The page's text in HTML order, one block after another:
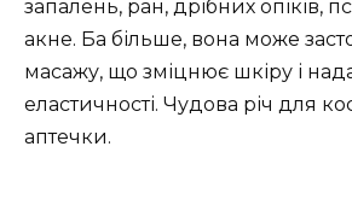
запалень, ран, дрібних опіків,
акне. Ба більше, вона може
масажу, що зміцнює шкіру і
еластичності. Чудова річ для
аптечки.